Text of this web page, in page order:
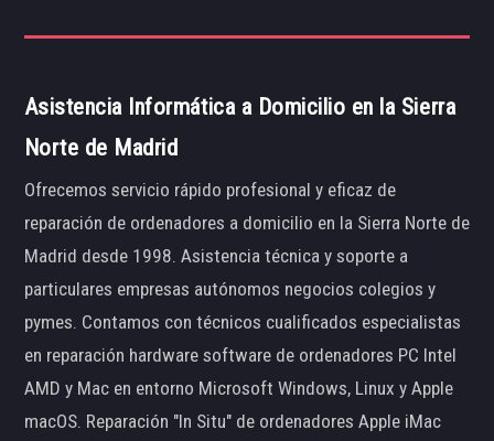
Asistencia Informática a Domicilio en la Sierra
Norte de Madrid
Ofrecemos servicio rápido profesional y eficaz de
reparación de ordenadores a domicilio en la Sierra Norte de
Madrid desde 1998. Asistencia técnica y soporte a
particulares empresas autónomos negocios colegios y
pymes. Contamos con técnicos cualificados especialistas
en reparación hardware software de ordenadores PC Intel
AMD y Mac en entorno Microsoft Windows, Linux y Apple
macOS. Reparación "In Situ" de ordenadores Apple iMac